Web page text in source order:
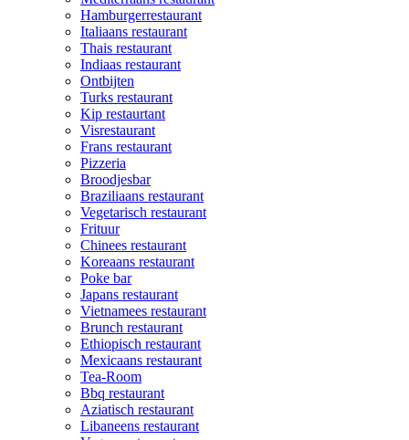
Hamburgerrestaurant
Italiaans restaurant
Thais restaurant
Indiaas restaurant
Ontbijten
Turks restaurant
Kip restaurtant
Visrestaurant
Frans restaurant
Pizzeria
Broodjesbar
Braziliaans restaurant
Vegetarisch restaurant
Frituur
Chinees restaurant
Koreaans restaurant
Poke bar
Japans restaurant
Vietnamees restaurant
Brunch restaurant
Ethiopisch restaurant
Mexicaans restaurant
Tea-Room
Bbq restaurant
Aziatisch restaurant
Libaneens restaurant